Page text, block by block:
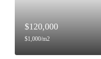
$120,000
$1,000/m2